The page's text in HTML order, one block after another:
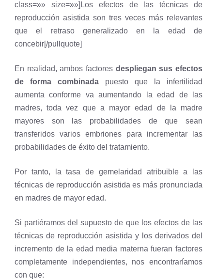
class=»» size=»»]Los efectos de las técnicas de
reproducción asistida son tres veces más relevantes
que el retraso generalizado en la edad de
concebir[/pullquote]
En realidad, ambos factores despliegan sus efectos
de forma combinada puesto que la infertilidad
aumenta conforme va aumentando la edad de las
madres, toda vez que a mayor edad de la madre
mayores son las probabilidades de que sean
transferidos varios embriones para incrementar las
probabilidades de éxito del tratamiento.
Por tanto, la tasa de gemelaridad atribuible a las
técnicas de reproducción asistida es más pronunciada
en madres de mayor edad.
Si partiéramos del supuesto de que los efectos de las
técnicas de reproducción asistida y los derivados del
incremento de la edad media materna fueran factores
completamente independientes, nos encontraríamos
con que: